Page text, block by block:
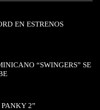
EN ESTRENOS
“SWINGERS” SE
2”